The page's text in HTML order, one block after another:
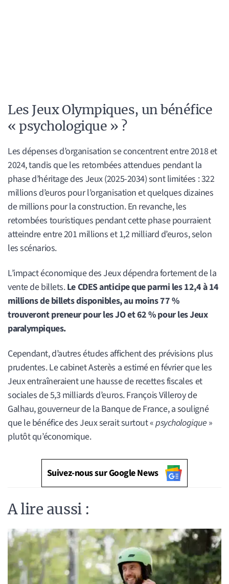
Les Jeux Olympiques, un bénéfice
« psychologique » ?
Les dépenses d’organisation se concentrent entre 2018 et
2024, tandis que les retombées attendues pendant la
phase d’héritage des Jeux (2025-2034) sont limitées : 322
millions d’euros pour l’organisation et quelques dizaines
de millions pour la construction. En revanche, les
retombées touristiques pendant cette phase pourraient
atteindre entre 201 millions et 1,2 milliard d’euros, selon
les scénarios.
L’impact économique des Jeux dépendra fortement de la
vente de billets.Le CDES anticipe que parmi les 12,4 à 14
millions de billets disponibles, au moins 77 %
trouveront preneur pour les JO et 62 % pour les Jeux
paralympiques.
Cependant, d’autres études affichent des prévisions plus
prudentes. Le cabinet Asterès a estimé en février que les
Jeux entraîneraient une hausse de recettes fiscales et
sociales de 5,3 milliards d’euros. François Villeroy de
Galhau, gouverneur de la Banque de France, a souligné
que le bénéfice des Jeux serait surtout «psychologique »
plutôt qu’économique.
Suivez-nous sur Google News
A lire aussi :